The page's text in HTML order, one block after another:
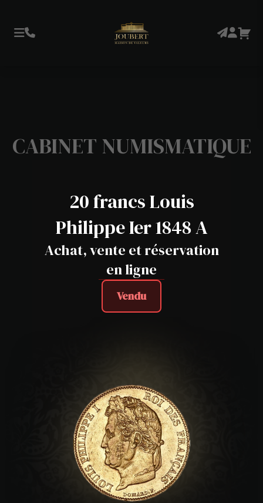
CABINET NUMISMATIQUE
20 francs Louis
Philippe Ier 1848 A
Achat, vente et réservation
en ligne
Vendu